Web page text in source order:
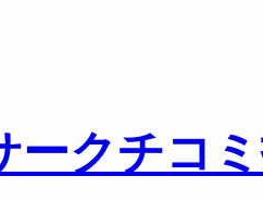
ークチコ